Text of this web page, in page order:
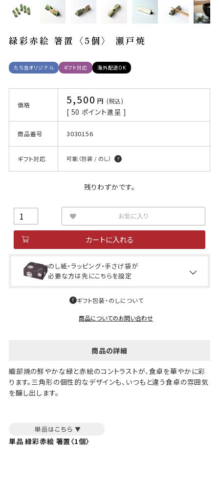
緑彩赤絵 箸置〈5個〉 瀬戸焼
たち吉オリジナル ギフト対応 海外配送OK
価格 5,500 税込
[ 50 ポイント進呈 ]
商品番号 3030156
ギフト対応 可能（包装 / のし）
残りわずかです。
お気に入り
カートに入れる
のし紙・ラッピング・手さげ袋が
必要な方は先にこちらを設定
ギフト包装・のしについて
商品についてのお問い合わせ
商品の詳細
織部焼の鮮やかな緑と赤絵のコントラストが、食卓を華やかに彩
ります。三角形の個性的なデザインも、いつもと違う食卓の雰囲気
を醸し出します。
単品 緑彩赤絵 箸置〈1個〉